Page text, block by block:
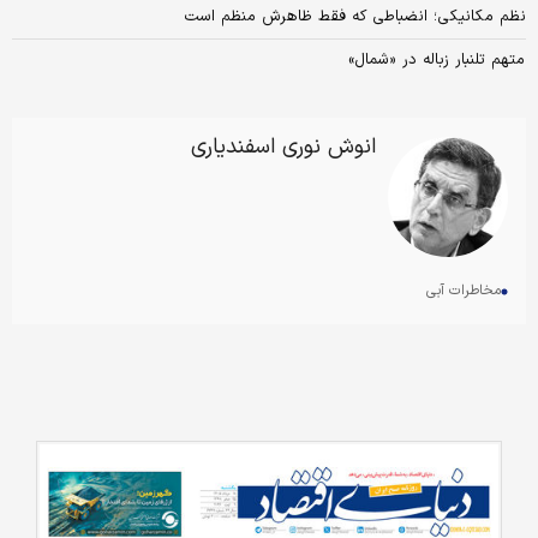
نظم مکانیکی؛ انضباطی که فقط ظاهرش منظم است
متهم تلنبار زباله در «شمال»
انوش نوری اسفندیاری
مخاطرات آبی